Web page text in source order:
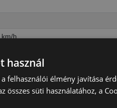
km/h
használ
felhasználói élmény javítása
összes süti használatához, a